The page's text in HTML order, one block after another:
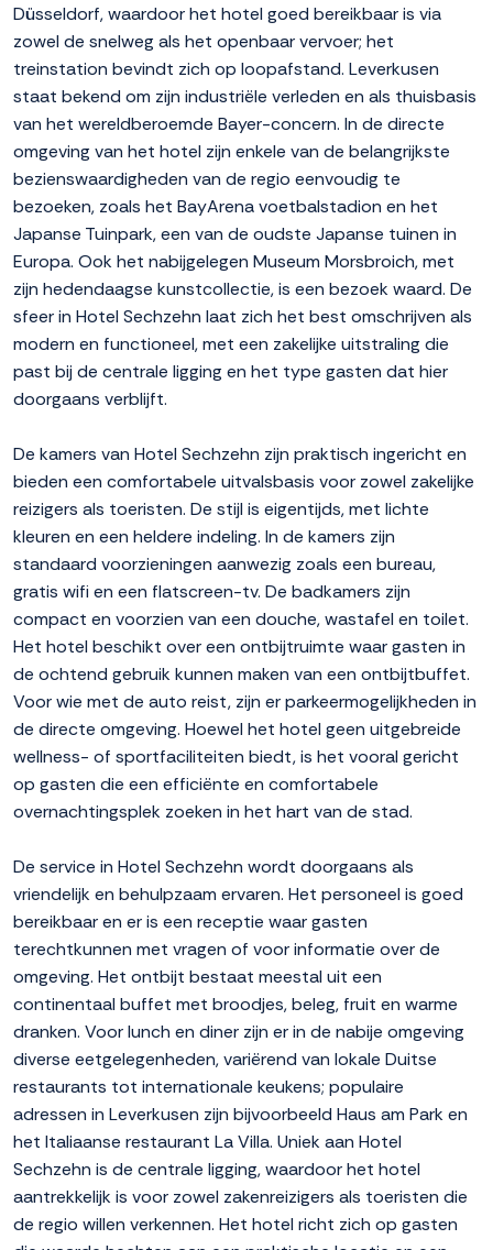
Düsseldorf, waardoor het hotel goed bereikbaar is via
zowel de snelweg als het openbaar vervoer; het
treinstation bevindt zich op loopafstand. Leverkusen
staat bekend om zijn industriële verleden en als thuisbasis
van het wereldberoemde Bayer-concern. In de directe
omgeving van het hotel zijn enkele van de belangrijkste
bezienswaardigheden van de regio eenvoudig te
bezoeken, zoals het BayArena voetbalstadion en het
Japanse Tuinpark, een van de oudste Japanse tuinen in
Europa. Ook het nabijgelegen Museum Morsbroich, met
zijn hedendaagse kunstcollectie, is een bezoek waard. De
sfeer in Hotel Sechzehn laat zich het best omschrijven als
modern en functioneel, met een zakelijke uitstraling die
past bij de centrale ligging en het type gasten dat hier
doorgaans verblijft.
De kamers van Hotel Sechzehn zijn praktisch ingericht en
bieden een comfortabele uitvalsbasis voor zowel zakelijke
reizigers als toeristen. De stijl is eigentijds, met lichte
kleuren en een heldere indeling. In de kamers zijn
standaard voorzieningen aanwezig zoals een bureau,
gratis wifi en een flatscreen-tv. De badkamers zijn
compact en voorzien van een douche, wastafel en toilet.
Het hotel beschikt over een ontbijtruimte waar gasten in
de ochtend gebruik kunnen maken van een ontbijtbuffet.
Voor wie met de auto reist, zijn er parkeermogelijkheden in
de directe omgeving. Hoewel het hotel geen uitgebreide
wellness- of sportfaciliteiten biedt, is het vooral gericht
op gasten die een efficiënte en comfortabele
overnachtingsplek zoeken in het hart van de stad.
De service in Hotel Sechzehn wordt doorgaans als
vriendelijk en behulpzaam ervaren. Het personeel is goed
bereikbaar en er is een receptie waar gasten
terechtkunnen met vragen of voor informatie over de
omgeving. Het ontbijt bestaat meestal uit een
continentaal buffet met broodjes, beleg, fruit en warme
dranken. Voor lunch en diner zijn er in de nabije omgeving
diverse eetgelegenheden, variërend van lokale Duitse
restaurants tot internationale keukens; populaire
adressen in Leverkusen zijn bijvoorbeeld Haus am Park en
het Italiaanse restaurant La Villa. Uniek aan Hotel
Sechzehn is de centrale ligging, waardoor het hotel
aantrekkelijk is voor zowel zakenreizigers als toeristen die
de regio willen verkennen. Het hotel richt zich op gasten